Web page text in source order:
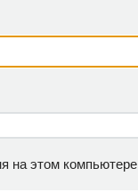
на этом компьютере